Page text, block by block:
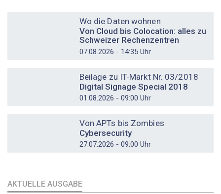
Wo die Daten wohnen
Von Cloud bis Colocation: alles zu
Schweizer Rechenzentren
07.08.2026 - 14:35 Uhr
Beilage zu IT-Markt Nr. 03/2018
Digital Signage Special 2018
01.08.2026 - 09:00 Uhr
Von APTs bis Zombies
Cybersecurity
27.07.2026 - 09:00 Uhr
AKTUELLE AUSGABE